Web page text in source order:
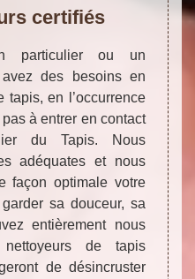
certifiés
particulier ou un
des besoins en
tapis, en l’occurrence
à entrer en contact
du Tapis. Nous
adéquates et nous
façon optimale votre
sa douceur, sa
entièrement nous
de tapis
de désincruster